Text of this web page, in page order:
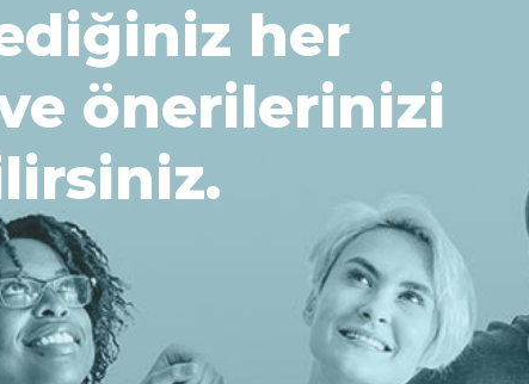
her
önerilerinizi